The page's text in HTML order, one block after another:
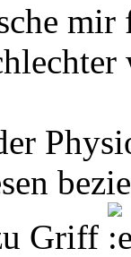
mir
Griff